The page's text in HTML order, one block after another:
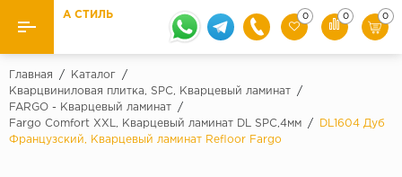
Назад
Ламинат
А СТИЛЬ 0 0 0
Главная / Каталог
/
Кварцвиниловая плитка, SPC, Кварцевый ламинат
/
FARGO - Кварцевый ламинат
/
Fargo Comfort XXL, Кварцевый ламинат DL SPC,4мм
/
DL1604 Дуб
Французский, Кварцевый ламинат Refloor Fargo